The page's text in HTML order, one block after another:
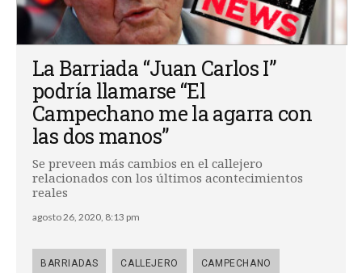
La Barriada “Juan Carlos I”
podría llamarse “El
Campechano me la agarra con
las dos manos”
Se preveen más cambios en el callejero
relacionados con los últimos acontecimientos
reales
agosto 26, 2020, 8:13 pm
BARRIADAS CALLEJERO CAMPECHANO